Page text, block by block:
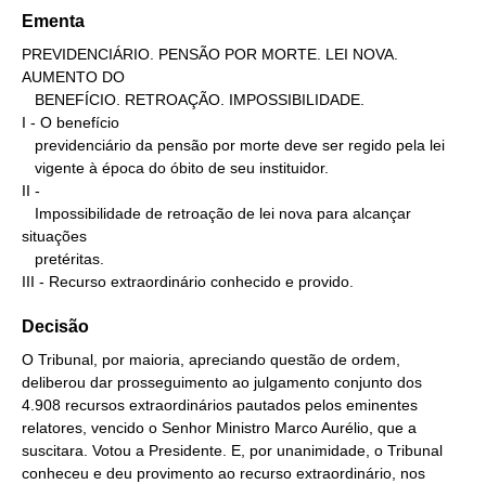
Ementa
PREVIDENCIÁRIO. PENSÃO POR MORTE. LEI NOVA.
AUMENTO DO
I - O benefício
II -
situações
III - Recurso extraordinário conhecido e provido.
Decisão
O Tribunal, por maioria, apreciando questão de ordem,
deliberou dar prosseguimento ao julgamento conjunto dos
4.908 recursos extraordinários pautados pelos eminentes
relatores, vencido o Senhor Ministro Marco Aurélio, que a
suscitara. Votou a Presidente. E, por unanimidade, o Tribunal
conheceu e deu provimento ao recurso extraordinário, nos